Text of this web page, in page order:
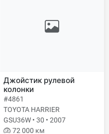
Джойстик рулевой
колонки
#4861
TOYOTA HARRIER
GSU36W • 30 • 2007
72 000 км